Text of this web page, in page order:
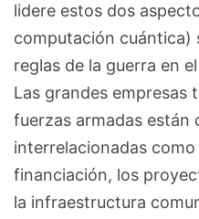
lidere estos dos
computación cuántica)
reglas de la guerra en
Las grandes empresas
fuerzas armadas están
interrelacionadas
financiación, los
la infraestructura